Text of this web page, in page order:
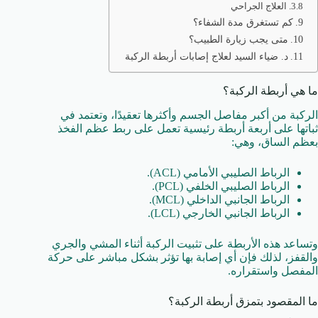
العلاج الجراحي
كم تستغرق مدة الشفاء؟
متى يجب زيارة الطبيب؟
د. ضياء السيد لعلاج إصابات أربطة الركبة
ما هي أربطة الركبة؟
الركبة من أكبر مفاصل الجسم وأكثرها تعقيدًا، وتعتمد في
ثباتها على أربعة أربطة رئيسية تعمل على ربط عظم الفخذ
بعظم الساق، وهي:
الرباط الصليبي الأمامي (ACL).
الرباط الصليبي الخلفي (PCL).
الرباط الجانبي الداخلي (MCL).
الرباط الجانبي الخارجي (LCL).
وتساعد هذه الأربطة على تثبيت الركبة أثناء المشي والجري
والقفز، لذلك فإن أي إصابة بها تؤثر بشكل مباشر على حركة
المفصل واستقراره.
ما المقصود بتمزق أربطة الركبة؟